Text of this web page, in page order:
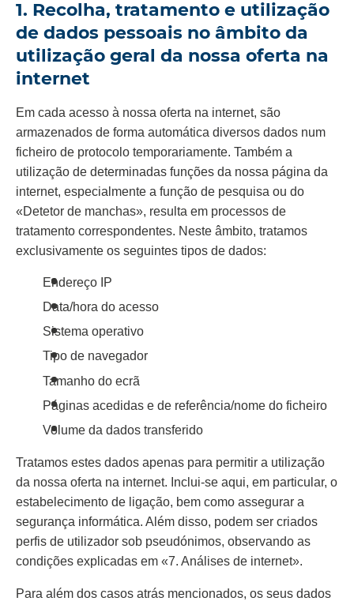
1. Recolha, tratamento e utilização
de dados pessoais no âmbito da
utilização geral da nossa oferta na
internet
Em cada acesso à nossa oferta na internet, são
armazenados de forma automática diversos dados num
ficheiro de protocolo temporariamente. Também a
utilização de determinadas funções da nossa página da
internet, especialmente a função de pesquisa ou do
«Detetor de manchas», resulta em processos de
tratamento correspondentes. Neste âmbito, tratamos
exclusivamente os seguintes tipos de dados:
Endereço IP
Data/hora do acesso
Sistema operativo
Tipo de navegador
Tamanho do ecrã
Páginas acedidas e de referência/nome do ficheiro
Volume da dados transferido
Tratamos estes dados apenas para permitir a utilização
da nossa oferta na internet. Inclui-se aqui, em particular, o
estabelecimento de ligação, bem como assegurar a
segurança informática. Além disso, podem ser criados
perfis de utilizador sob pseudónimos, observando as
condições explicadas em «7. Análises de internet».
Para além dos casos atrás mencionados, os seus dados